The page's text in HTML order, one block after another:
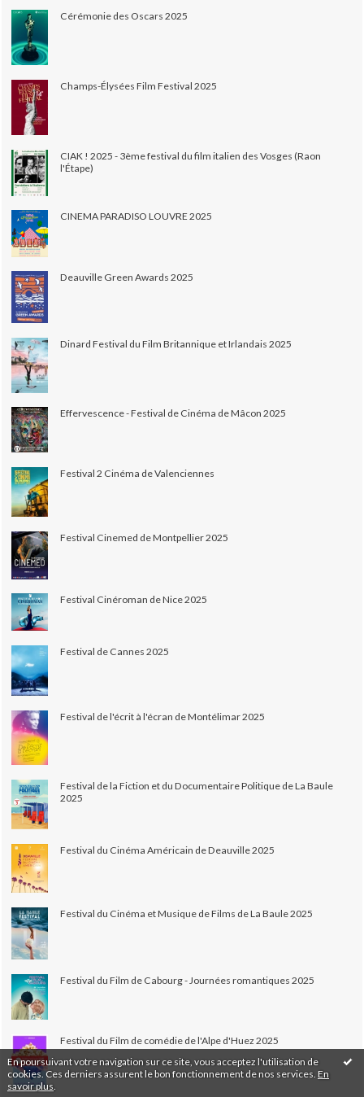
En poursuivant votre navigation sur ce site, vous acceptez l'utilisation de
cookies. Ces derniers assurent le bon fonctionnement de nos services. En
savoir plus
Cérémonie des Oscars 2025
Champs-Élysées Film Festival 2025
CIAK ! 2025 - 3ème festival du film italien des Vosges (Raon
l'Étape)
CINEMA PARADISO LOUVRE 2025
Deauville Green Awards 2025
Dinard Festival du Film Britannique et Irlandais 2025
Effervescence - Festival de Cinéma de Mâcon 2025
Festival 2 Cinéma de Valenciennes
Festival Cinemed de Montpellier 2025
Festival Cinéroman de Nice 2025
Festival de Cannes 2025
Festival de l'écrit à l'écran de Montélimar 2025
Festival de la Fiction et du Documentaire Politique de La Baule
2025
Festival du Cinéma Américain de Deauville 2025
Festival du Cinéma et Musique de Films de La Baule 2025
Festival du Film de Cabourg - Journées romantiques 2025
Festival du Film de comédie de l'Alpe d'Huez 2025